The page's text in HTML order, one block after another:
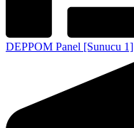
DEPPOM Panel [Sunucu 1]